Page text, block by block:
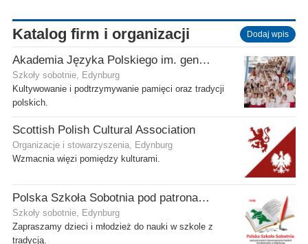
Katalog firm i organizacji Dodaj wpis
Akademia Języka Polskiego im. gen. Stanisława Maczka przy ECP
Szkoły sobotnie, Edynburg
Kultywowanie i podtrzymywanie pamięci oraz tradycji
polskich.
Scottish Polish Cultural Association
Organizacje i stowarzyszenia, Edynburg
Wzmacnia więzi pomiędzy kulturami.
Polska Szkoła Sobotnia pod patronatem SPK w Edynburgu - Filia Gilmerton
Szkoły sobotnie, Edynburg
Zapraszamy dzieci i młodzież do nauki w szkole z
tradycją.